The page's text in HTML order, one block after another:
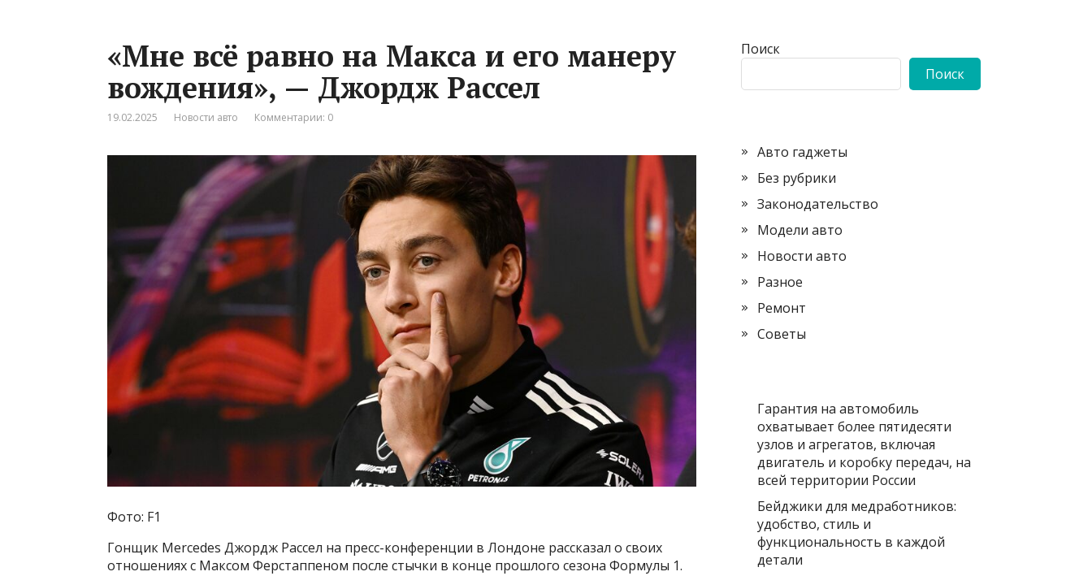
«Мне всё равно на Макса и его манеру
вождения», — Джордж Рассел
19.02.2025 Новости авто Комментарии: 0
Фото: F1
Гонщик Mercedes Джордж Рассел на пресс-конференции в Лондоне рассказал о своих
отношениях с Максом Ферстаппеном после стычки в конце прошлого сезона Формулы 1.
Поиск
Поиск
Авто гаджеты
Без рубрики
Законодательство
Модели авто
Новости авто
Разное
Ремонт
Советы
Гарантия на автомобиль
охватывает более пятидесяти
узлов и агрегатов, включая
двигатель и коробку передач, на
всей территории России
Бейджики для медработников:
удобство, стиль и
функциональность в каждой
детали